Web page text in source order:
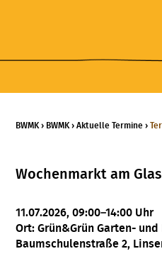
BWMK › BWMK ›Aktuelle Termine ›
Wochenmarkt am
11.07.2026, 09:00–14:00 Uhr
Ort: Grün&Grün Garten-
Baumschulenstraße 2,